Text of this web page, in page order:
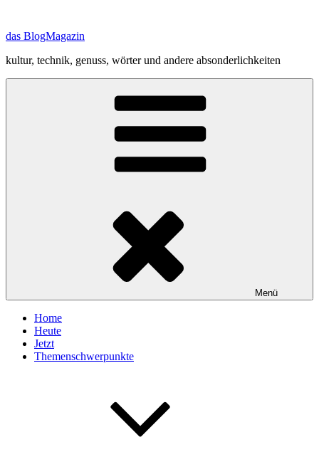
springen
das BlogMagazin
kultur, technik, genuss, wörter und andere absonderlichkeiten
Menü
Home
Heute
Jetzt
Themenschwerpunkte